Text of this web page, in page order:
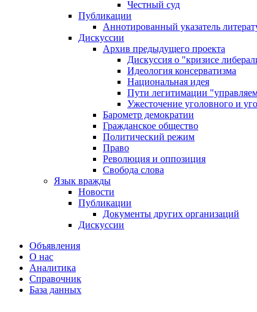
Честный суд
Публикации
Аннотированный указатель
Дискуссии
Архив предыдущего проекта
Дискуссия о "кризисе
Идеология консерватизма
Национальная идея
Пути легитимации
Ужесточение уголовного и
Барометр демократии
Гражданское общество
Политический режим
Право
Революция и оппозиция
Свобода слова
Язык вражды
Новости
Публикации
Документы других организаций
Дискуссии
Объявления
О нас
Аналитика
Справочник
База данных